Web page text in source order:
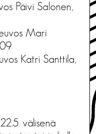
Päivi Salonen,
Mari
Katri Santtila,
välisenä